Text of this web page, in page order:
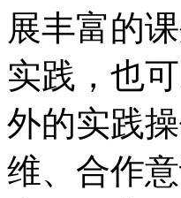
展丰富的
实践，也
外的实践
维、合作